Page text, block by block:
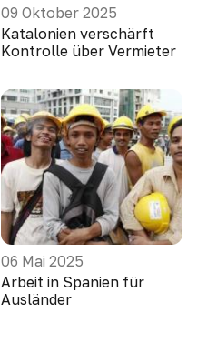
09 Oktober 2025
Katalonien verschärft
Kontrolle über Vermieter
06 Mai 2025
Arbeit in Spanien für
Ausländer